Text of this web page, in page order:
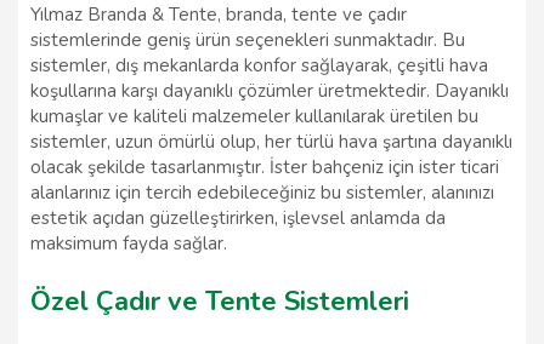
Yılmaz Branda & Tente, branda, tente ve çadır
sistemlerinde geniş ürün seçenekleri sunmaktadır. Bu
sistemler, dış mekanlarda konfor sağlayarak, çeşitli hava
koşullarına karşı dayanıklı çözümler üretmektedir. Dayanıklı
kumaşlar ve kaliteli malzemeler kullanılarak üretilen bu
sistemler, uzun ömürlü olup, her türlü hava şartına dayanıklı
olacak şekilde tasarlanmıştır. İster bahçeniz için ister ticari
alanlarınız için tercih edebileceğiniz bu sistemler, alanınızı
estetik açıdan güzelleştirirken, işlevsel anlamda da
maksimum fayda sağlar.
Özel Çadır ve Tente Sistemleri